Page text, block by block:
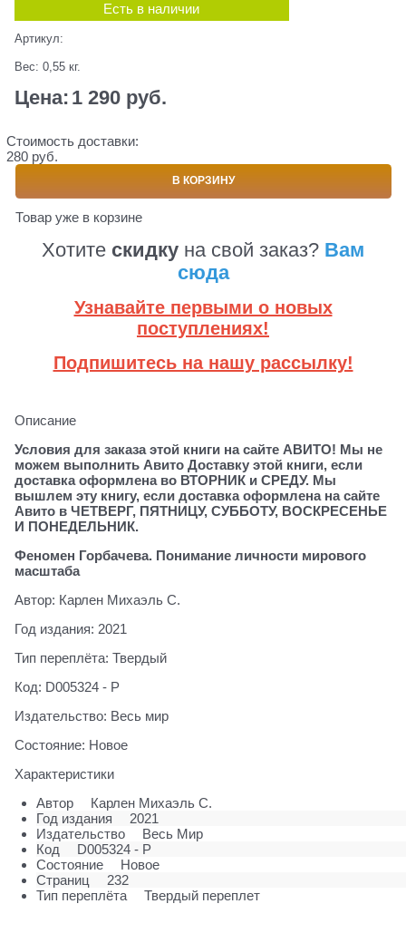
Есть в наличии
Артикул:
Вес: 0,55 кг.
Цена: 1 290 руб.
Стоимость доставки:
280 руб.
В КОРЗИНУ
Товар уже в корзине
Хотите скидку на свой заказ? Вам
сюда
Узнавайте первыми о новых
поступлениях!
Подпишитесь на нашу рассылку!
Описание
Условия для заказа этой книги на сайте АВИТО! Мы не
можем выполнить Авито Доставку этой книги, если
доставка оформлена во ВТОРНИК и СРЕДУ. Мы
вышлем эту книгу, если доставка оформлена на сайте
Авито в ЧЕТВЕРГ, ПЯТНИЦУ, СУББОТУ, ВОСКРЕСЕНЬЕ
И ПОНЕДЕЛЬНИК.
Феномен Горбачева. Понимание личности мирового
масштаба
Автор: Карлен Михаэль С.
Год издания: 2021
Тип переплёта: Твердый
Код: D005324 - Р
Издательство: Весь мир
Состояние: Новое
Характеристики
Автор
Карлен Михаэль С.
Год издания
2021
Издательство
Весь Мир
Код
D005324 - Р
Состояние
Новое
Страниц
232
Тип переплёта
Твердый переплет